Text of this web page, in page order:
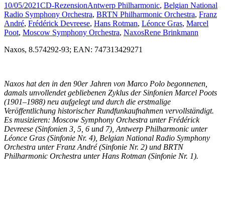
10/05/2021CD-RezensionAntwerp Philharmonic, Belgian National
Radio Symphony Orchestra, BRTN Philharmonic Orchestra, Franz
André, Frédérick Devreese, Hans Rotman, Léonce Gras, Marcel
Poot, Moscow Symphony Orchestra, NaxosRene Brinkmann
Naxos, 8.574292-93; EAN: 747313429271
Naxos hat den in den 90er Jahren von Marco Polo begonnenen,
damals unvollendet gebliebenen Zyklus der Sinfonien Marcel Poots
(1901–1988) neu aufgelegt und durch die erstmalige
Veröffentlichung historischer Rundfunkaufnahmen vervollständigt.
Es musizieren: Moscow Symphony Orchestra unter Frédérick
Devreese (Sinfonien 3, 5, 6 und 7), Antwerp Philharmonic unter
Léonce Gras (Sinfonie Nr. 4), Belgian National Radio Symphony
Orchestra unter Franz André (Sinfonie Nr. 2) und BRTN
Philharmonic Orchestra unter Hans Rotman (Sinfonie Nr. 1).